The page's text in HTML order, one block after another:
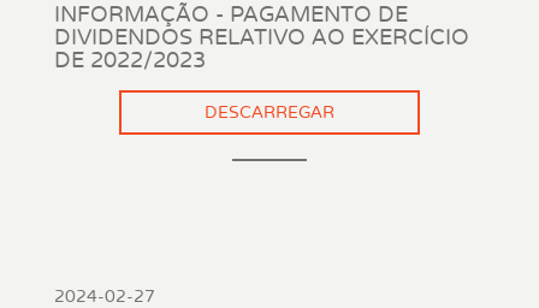
INFORMAÇÃO - PAGAMENTO DE
DIVIDENDOS RELATIVO AO EXERCÍCIO
DE 2022/2023
DESCARREGAR
2024-02-27